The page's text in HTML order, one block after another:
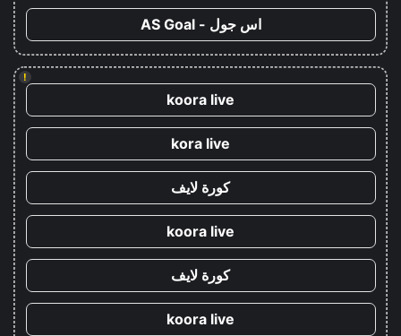
اس جول - AS Goal
!
koora live
kora live
كورة لايف
koora live
كورة لايف
koora live